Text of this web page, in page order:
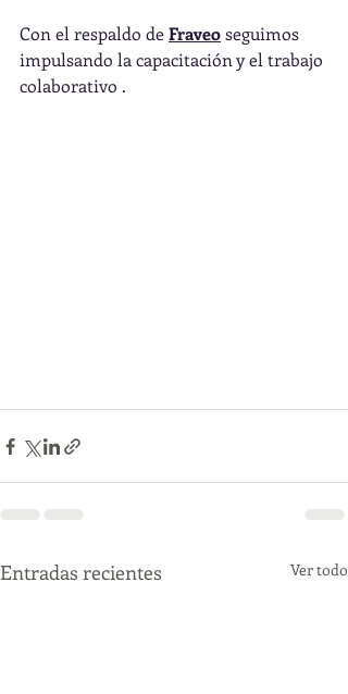
Con el respaldo de Fraveo seguimos
impulsando la capacitación y el trabajo
colaborativo .
Entradas recientes Ver todo